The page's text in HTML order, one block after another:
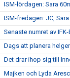
ISM-lördagen: Sara
ISM-fredagen: JC,
Senaste numret av
Dags att planera
Det drar ihop sig till
Majken och Lyda